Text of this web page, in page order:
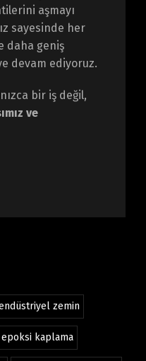
aşmayı
sayesinde her
daha geniş
devam ediyoruz.
bir iş değil,
ve
zemin
epoksi kaplama